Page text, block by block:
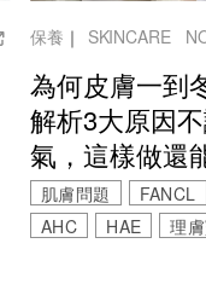
保養 ｜ SKINCARE
為何皮膚一到
解析3大原因
氣，這樣做還
肌膚問題 FANCL
AHC
HAE 理